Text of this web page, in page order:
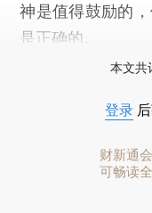
神是值得鼓励的
是正确的。
本文共
登录
财新通
可畅读